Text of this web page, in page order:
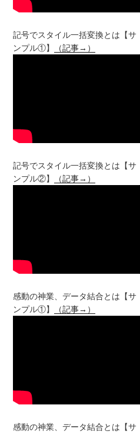
記号でスタイル一括変換とは【サ
ンプル①】
（記事→）
記号でスタイル一括変換とは【サ
ンプル②】
（記事→）
感動の神業、データ結合とは【サ
ンプル①】
（記事→）
感動の神業、データ結合とは【サ